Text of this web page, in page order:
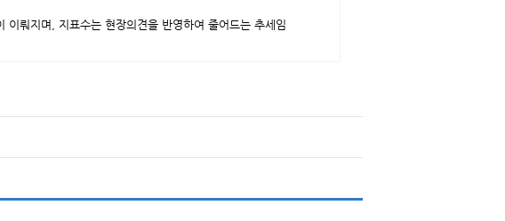
뤄지며, 지표수는 현장의견을 반영하여 줄어드는 추세임